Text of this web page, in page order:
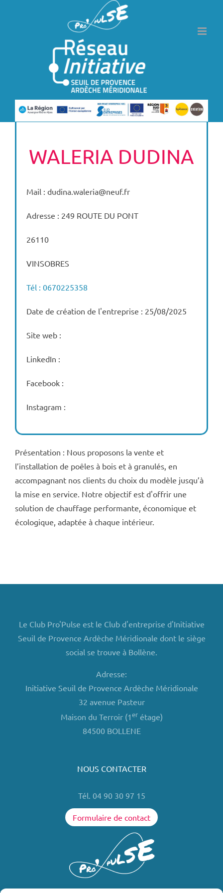
WALERIA DUDINA
Mail : dudina.waleria@neuf.fr
Adresse : 249 ROUTE DU PONT
26110
VINSOBRES
Tél : 0670225358
Date de création de l'entreprise : 25/08/2025
Site web :
LinkedIn :
Facebook :
Instagram :
Présentation : Nous proposons la vente et
l’installation de poêles à bois et à granulés, en
accompagnant nos clients du choix du modèle jusqu’à
la mise en service. Notre objectif est d'offrir une
solution de chauffage performante, économique et
écologique, adaptée à chaque intérieur.
Le Club Pro'Pulse est le Club d'entreprise d'Initiative
Seuil de Provence Ardèche Méridionale dont le siège
social se trouve à Bollène.
Adresse:
Initiative Seuil de Provence Ardèche Méridionale
32 avenue Pasteur
Maison du Terroir (1erétage)
84500 BOLLENE
NOUS CONTACTER
Tél. 04 90 30 97 15
Formulaire de contact